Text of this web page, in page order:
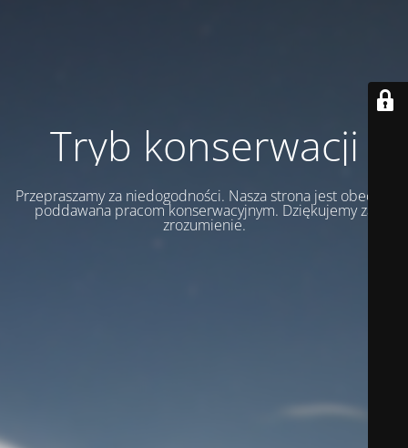
Tryb konserwacji
Przepraszamy za niedogodności. Nasza strona jest obecnie
poddawana pracom konserwacyjnym. Dziękujemy za
zrozumienie.